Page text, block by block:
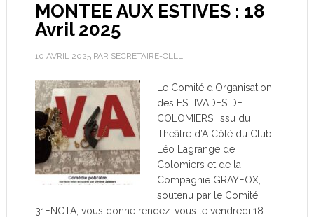
MONTEE AUX ESTIVES : 18
Avril 2025
10 AVRIL 2025PAR SECRETAIRE-CLLL
Le Comité d’Organisation
des ESTIVADES DE
COLOMIERS, issu du
Théâtre d’A Côté du Club
Léo Lagrange de
Colomiers et de la
Compagnie GRAYFOX,
soutenu par le Comité
31FNCTA, vous donne rendez-vous le vendredi 18